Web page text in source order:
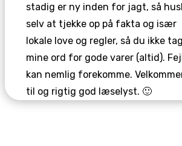
stadig er ny inden for jagt, så
selv at tjekke op på fakta og især
lokale love og regler, så du ikke
mine ord for gode varer (altid).
kan nemlig forekomme.
til og rigtig god læselyst. 🙂